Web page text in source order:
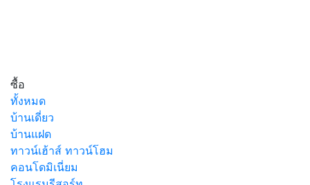
ซื้อ
ทั้งหมด
บ้านเดี่ยว
บ้านแฝด
ทาวน์เฮ้าส์ ทาวน์โฮม
คอนโดมิเนี่ยม